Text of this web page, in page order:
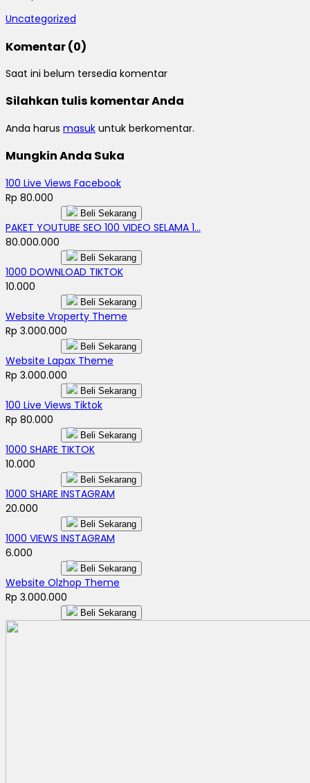
Uncategorized
Komentar (0)
Saat ini belum tersedia komentar
Silahkan tulis komentar Anda
Anda harus masuk untuk berkomentar.
Mungkin Anda Suka
100 Live Views Facebook
Rp 80.000
Beli Sekarang
PAKET YOUTUBE SEO 100 VIDEO SELAMA 1...
80.000.000
Beli Sekarang
1000 DOWNLOAD TIKTOK
10.000
Beli Sekarang
Website Vroperty Theme
Rp 3.000.000
Beli Sekarang
Website Lapax Theme
Rp 3.000.000
Beli Sekarang
100 Live Views Tiktok
Rp 80.000
Beli Sekarang
1000 SHARE TIKTOK
10.000
Beli Sekarang
1000 SHARE INSTAGRAM
20.000
Beli Sekarang
1000 VIEWS INSTAGRAM
6.000
Beli Sekarang
Website Olzhop Theme
Rp 3.000.000
Beli Sekarang